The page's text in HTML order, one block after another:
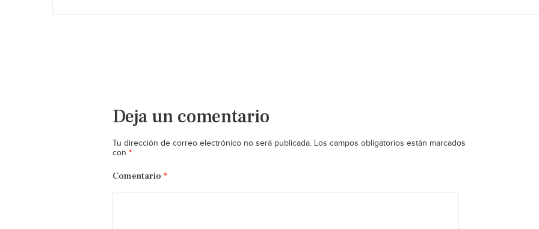
Deja un comentario
Tu dirección de correo electrónico no será publicada. Los campos obligatorios están marcados
con *
Comentario *